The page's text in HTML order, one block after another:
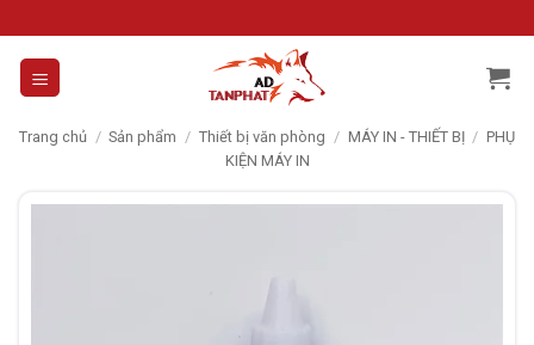
to
content
Trang chủ / Sản phẩm / Thiết bị văn phòng / MÁY IN - THIẾT BỊ / PHỤ
KIỆN MÁY IN